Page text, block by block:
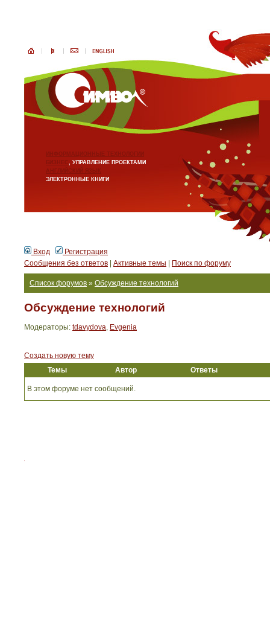
ИНФОРМАЦИОННЫЕ ТЕХНОЛОГИИ
БИЗНЕС, УПРАВЛЕНИЕ ПРОЕКТАМИ
АНГЛИЙСКИЙ ЯЗЫК
ЭЛЕКТРОННЫЕ КНИГИ
Вход
Регистрация
Сообщения без ответов
Активные темы Поиск по форуму
Список форумов » Обсуждение технологий
Обсуждение технологий
Модераторы: tdavydova, Evgenia
Создать новую тему
Темы
Автор Ответы
В этом форуме нет сообщений.